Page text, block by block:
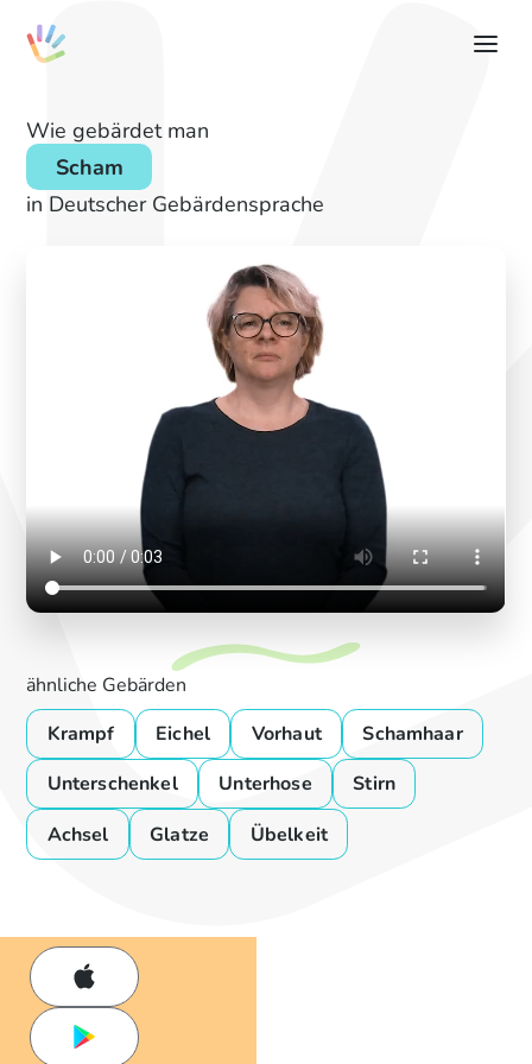
Wie gebärdet man
Scham
in Deutscher Gebärdensprache
ähnliche Gebärden
Krampf
Eichel Vorhaut
Schamhaar
Unterschenkel
Unterhose
Stirn
Achsel
Glatze Übelkeit